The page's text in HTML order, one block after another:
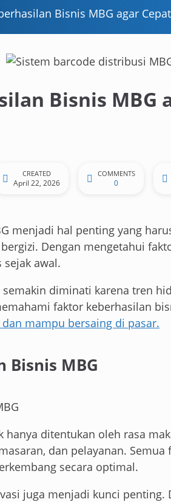
Bisnis MBG agar
Bisnis MBG
CREATED
April 22, 2026
COMMENTS
0
menjadi hal penting yang
Dengan mengetahui
sejak awal.
semakin diminati karena tren
faktor keberhasilan
mampu bersaing di pasar.
Bisnis MBG
hanya ditentukan oleh rasa
dan pelayanan.
secara optimal.
juga menjadi kunci penting.